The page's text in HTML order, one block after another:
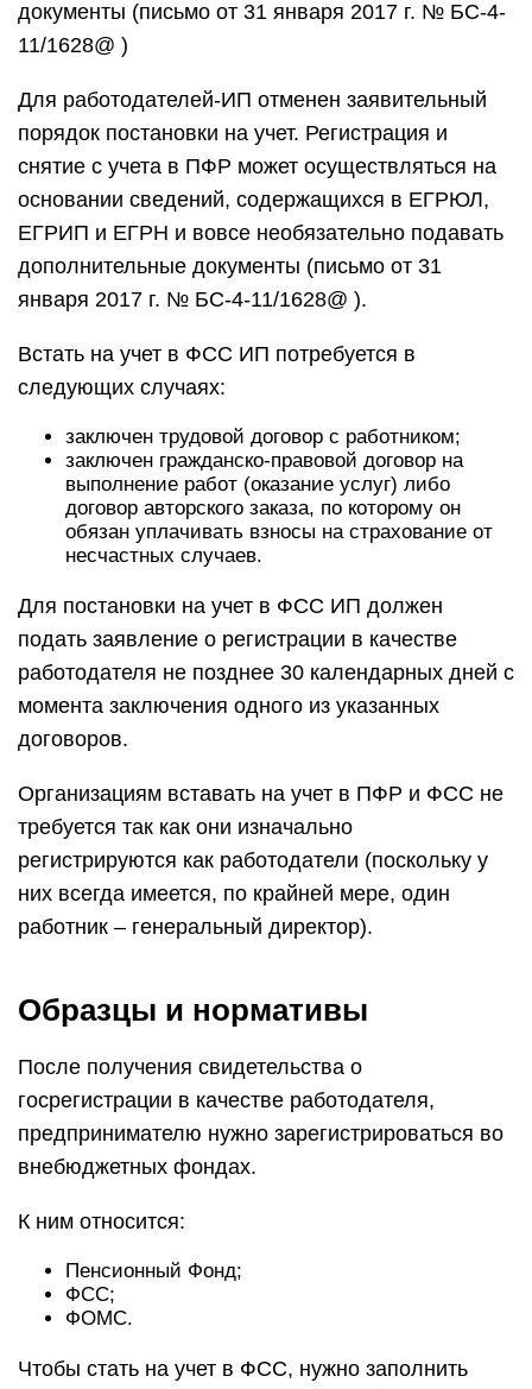
документы (письмо от 31 января 2017 г. № БС-4-
11/1628@ )
Для работодателей-ИП отменен заявительный
порядок постановки на учет. Регистрация и
снятие с учета в ПФР может осуществляться на
основании сведений, содержащихся в ЕГРЮЛ,
ЕГРИП и ЕГРН и вовсе необязательно подавать
дополнительные документы (письмо от 31
января 2017 г. № БС-4-11/1628@ ).
Встать на учет в ФСС ИП потребуется в
следующих случаях:
заключен трудовой договор с работником;
заключен гражданско-правовой договор на
выполнение работ (оказание услуг) либо
договор авторского заказа, по которому он
обязан уплачивать взносы на страхование от
несчастных случаев.
Для постановки на учет в ФСС ИП должен
подать заявление о регистрации в качестве
работодателя не позднее 30 календарных дней с
момента заключения одного из указанных
договоров.
Организациям вставать на учет в ПФР и ФСС не
требуется так как они изначально
регистрируются как работодатели (поскольку у
них всегда имеется, по крайней мере, один
работник – генеральный директор).
Образцы и нормативы
После получения свидетельства о
госрегистрации в качестве работодателя,
предпринимателю нужно зарегистрироваться во
внебюджетных фондах.
К ним относится:
Пенсионный Фонд;
ФСС;
ФОМС.
Чтобы стать на учет в ФСС, нужно заполнить